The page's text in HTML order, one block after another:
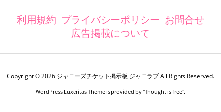
利用規約 プライバシーポリシー お問合せ
広告掲載について
Copyright ©2026 ジャニーズチケット掲示板 ジャニラブAll Rights Reserved.
WordPress Luxeritas Theme is provided by "Thought is free".